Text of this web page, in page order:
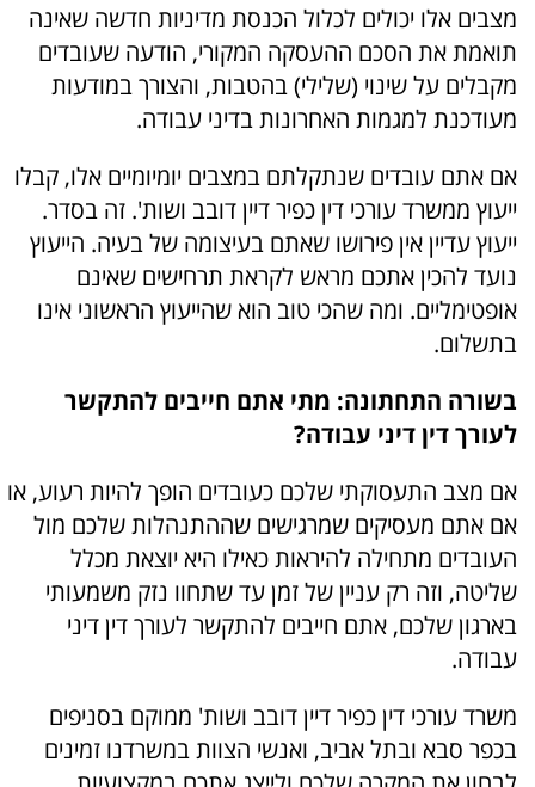
מצבים אלו יכולים לכלול הכנסת מדיניות חדשה שאינה
תואמת את הסכם ההעסקה המקורי, הודעה שעובדים
מקבלים על שינוי (שלילי) בהטבות, והצורך במודעות
מעודכנת למגמות האחרונות בדיני עבודה.
אם אתם עובדים שנתקלתם במצבים יומיומיים אלו, קבלו
ייעוץ ממשרד עורכי דין כפיר דיין דובב ושות'. זה בסדר.
ייעוץ עדיין אין פירושו שאתם בעיצומה של בעיה. הייעוץ
נועד להכין אתכם מראש לקראת תרחישים שאינם
אופטימליים. ומה שהכי טוב הוא שהייעוץ הראשוני אינו
בתשלום.
בשורה התחתונה: מתי אתם חייבים להתקשר
לעורך דין דיני עבודה?
אם מצב התעסוקתי שלכם כעובדים הופך להיות רעוע, או
אם אתם מעסיקים שמרגישים שההתנהלות שלכם מול
העובדים מתחילה להיראות כאילו היא יוצאת מכלל
שליטה, וזה רק עניין של זמן עד שתחוו נזק משמעותי
בארגון שלכם, אתם חייבים להתקשר לעורך דין דיני
עבודה.
משרד עורכי דין כפיר דיין דובב ושות' ממוקם בסניפים
בכפר סבא ובתל אביב, ואנשי הצוות במשרדנו זמינים